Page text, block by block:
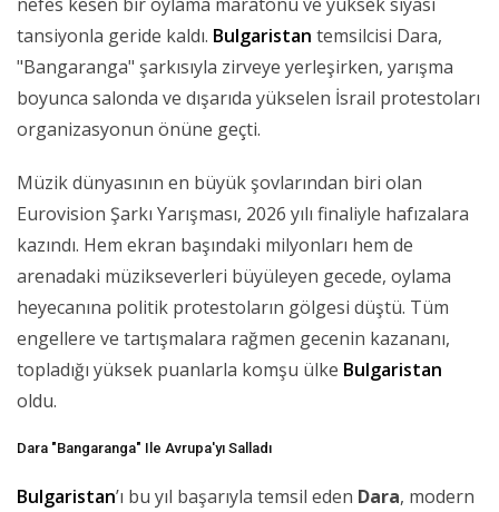
tansiyonla geride kaldı. Bulgaristan temsilcisi Dara,
"Bangaranga" şarkısıyla zirveye yerleşirken, yarışma
boyunca salonda ve dışarıda yükselen İsrail protestoları
organizasyonun önüne geçti.
Müzik dünyasının en büyük şovlarından biri olan
Eurovision Şarkı Yarışması, 2026 yılı finaliyle hafızalara
kazındı. Hem ekran başındaki milyonları hem de
arenadaki müzikseverleri büyüleyen gecede, oylama
heyecanına politik protestoların gölgesi düştü. Tüm
engellere ve tartışmalara rağmen gecenin kazananı,
topladığı yüksek puanlarla komşu ülke Bulgaristan
oldu.
Dara "Bangaranga" Ile Avrupa'yı Salladı
Bulgaristan’ı bu yıl başarıyla temsil eden Dara, modern